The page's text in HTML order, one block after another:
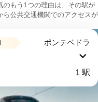
のもう1つの理由は、その駅が
公共交通機関でのアクセスが
ポンテベドラ
1 駅